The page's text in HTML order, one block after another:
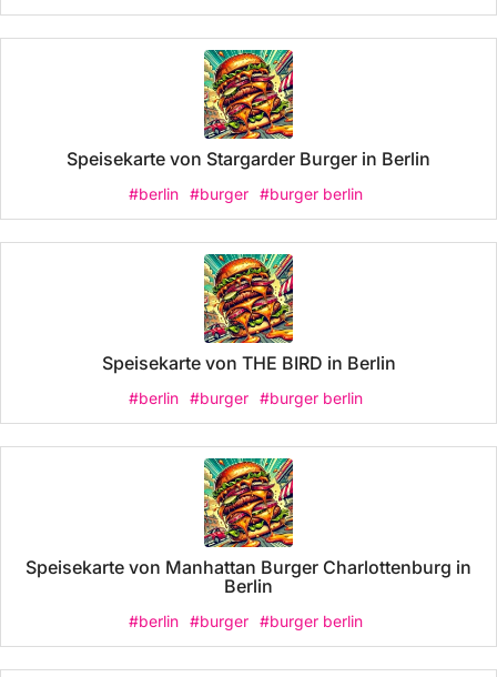
Speisekarte von Stargarder Burger in Berlin
#berlin #burger #burger berlin
Speisekarte von THE BIRD in Berlin
#berlin #burger #burger berlin
Speisekarte von Manhattan Burger Charlottenburg in
Berlin
#berlin #burger #burger berlin